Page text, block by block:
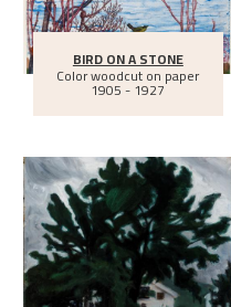
BIRD ON A STONE
Color woodcut on paper
1905 - 1927